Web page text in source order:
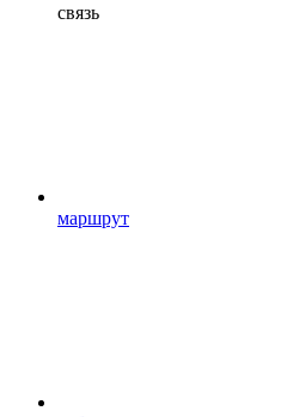
связь
маршрут